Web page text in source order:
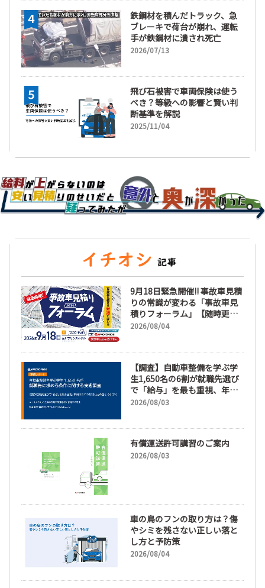
鉄鋼材を積んだトラック、急
ブレーキで荷台が崩れ、運転
手が鉄鋼材に潰され死亡
2026/07/13
飛び石被害で車両保険は使う
べき？等級への影響と賢い判
断基準を解説
2025/11/04
9月18日緊急開催!! 事故車見積
りの常識が変わる「事故車見
積りフォーラム」【随時更
新】
2026/08/04
【調査】自動車整備を学ぶ学
生1,650名の6割が就職先選び
で「給与」を最も重視、年間
休日「110日以上」希望も
2026/08/03
有償運送許可講習のご案内
2026/08/03
車の鳥のフンの取り方は？傷
やシミを残さない正しい落と
し方と予防策
2026/08/04